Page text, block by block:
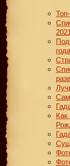
года
Как